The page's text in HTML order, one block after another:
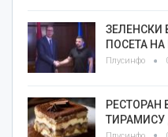
ЗЕЛЕНСКИ
ПОСЕТА
Плусинфо
РЕСТОРАН
ТИРАМИСУ